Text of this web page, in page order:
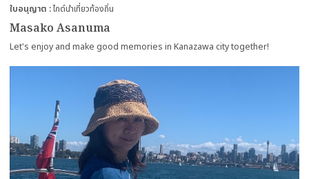
Masako Asanuma
ใบอนุญาต ไกด์นำเที่ยวท้องถิ่น
Let's enjoy and make good memories in Kanazawa city together!
more